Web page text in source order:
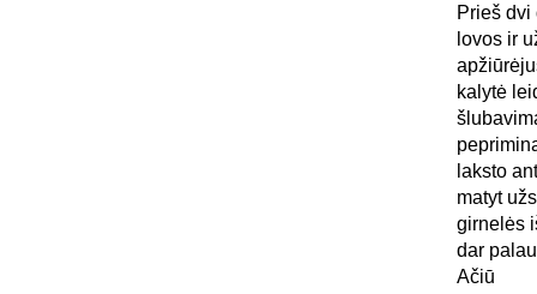
Prieš
lovos ir
kalytė
laksto
matyt
girnelės
dar
Ačiū